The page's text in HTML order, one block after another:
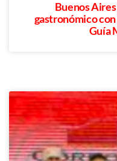
Buenos
gastronómico
Guía